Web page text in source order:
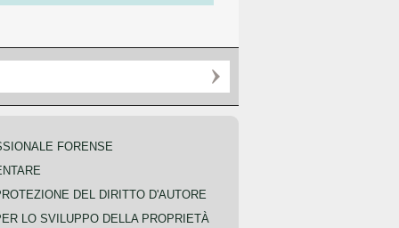
FORENSE
DEL DIRITTO D'AUTORE
LO SVILUPPO DELLA PROPRIETÀ